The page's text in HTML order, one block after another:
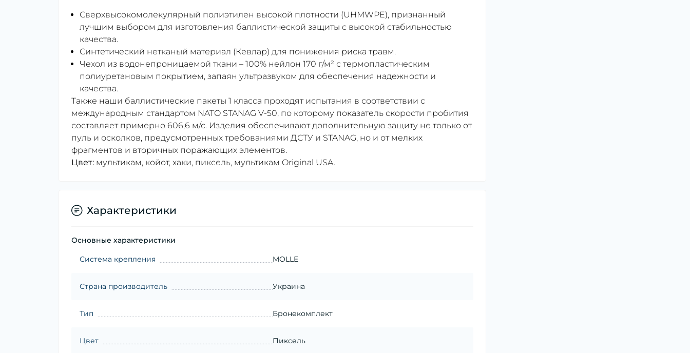
Сверхвысокомолекулярный полиэтилен высокой плотности (UHMWPE), признанный
лучшим выбором для изготовления баллистической защиты с высокой стабильностью
качества.
Синтетический нетканый материал (Кевлар) для понижения риска травм.
Чехол из водонепроницаемой ткани – 100% нейлон 170 г/м² с термопластическим
полиуретановым покрытием, запаян ультразвуком для обеспечения надежности и
качества.
Также наши баллистические пакеты 1 класса проходят испытания в соответствии с
международным стандартом NATO STANAG V-50, по которому показатель скорости пробития
составляет примерно 606,6 м/с. Изделия обеспечивают дополнительную защиту не только от
пуль и осколков, предусмотренных требованиями ДСТУ и STANAG, но и от мелких
фрагментов и вторичных поражающих элементов.
Цвет: мультикам, койот, хаки, пиксель, мультикам Original USA.
Характеристики
Основные характеристики
Система крепления MOLLE
Страна производитель Украина
Тип Бронекомплект
Цвет Пиксель